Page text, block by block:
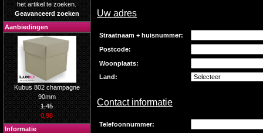
Uw adres
Straatnaam + huisnummer:
Postcode:
Woonplaats:
Land:
Contact informatie
Telefoonnummer:
het artikel te zoeken.
Geavanceerd zoeken
Aanbiedingen
Kubus 802 champagne
90mm
1,45
0,98
Informatie